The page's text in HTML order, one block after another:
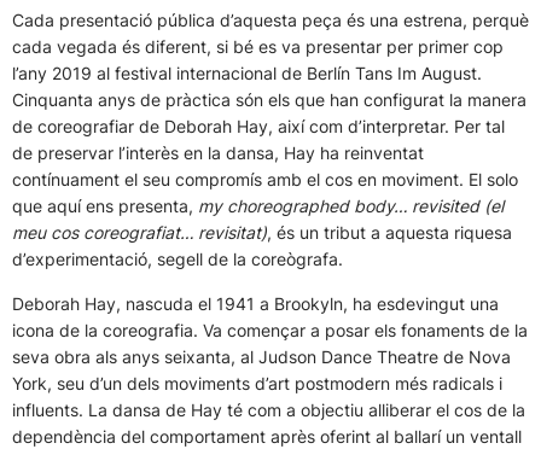
Cada presentació pública d’aquesta peça és una estrena, perquè
cada vegada és diferent, si bé es va presentar per primer cop
l’any 2019 al festival internacional de Berlín Tans Im August.
Cinquanta anys de pràctica són els que han configurat la manera
de coreografiar de Deborah Hay, així com d’interpretar. Per tal
de preservar l’interès en la dansa, Hay ha reinventat
contínuament el seu compromís amb el cos en moviment. El solo
que aquí ens presenta, my choreographed body… revisited (el
meu cos coreografiat… revisitat), és un tribut a aquesta riquesa
d’experimentació, segell de la coreògrafa.
Deborah Hay, nascuda el 1941 a Brookyln, ha esdevingut una
icona de la coreografia. Va començar a posar els fonaments de la
seva obra als anys seixanta, al Judson Dance Theatre de Nova
York, seu d’un dels moviments d’art postmodern més radicals i
influents. La dansa de Hay té com a objectiu alliberar el cos de la
dependència del comportament après oferint al ballarí un ventall